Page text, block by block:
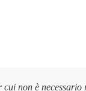
non è necessario